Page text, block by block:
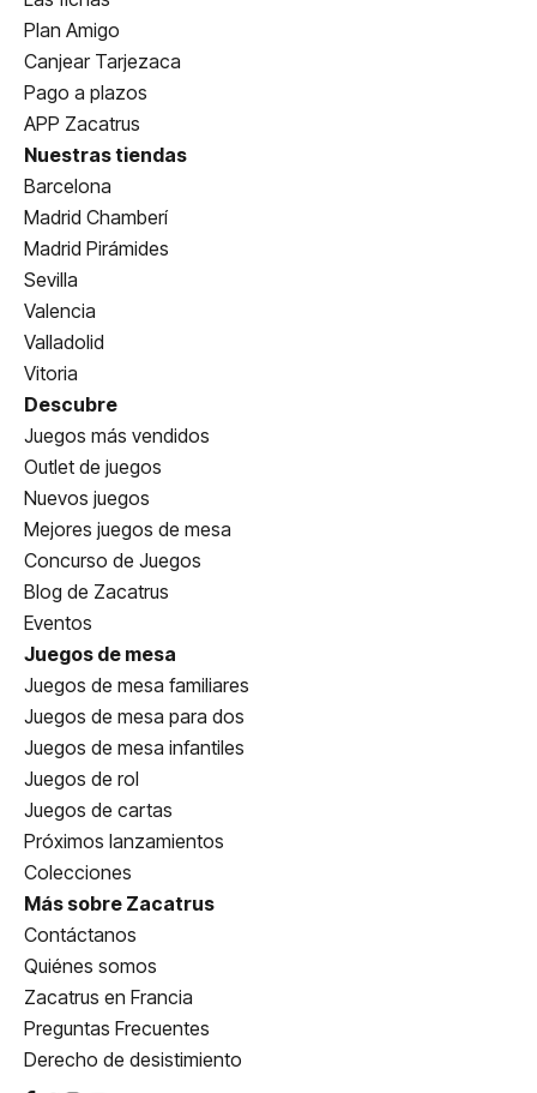
Plan Amigo
Canjear Tarjezaca
Pago a plazos
APP Zacatrus
Nuestras tiendas
Barcelona
Madrid Chamberí
Madrid Pirámides
Sevilla
Valencia
Valladolid
Vitoria
Descubre
Juegos más vendidos
Outlet de juegos
Nuevos juegos
Mejores juegos de mesa
Concurso de Juegos
Blog de Zacatrus
Eventos
Juegos de mesa
Juegos de mesa familiares
Juegos de mesa para dos
Juegos de mesa infantiles
Juegos de rol
Juegos de cartas
Próximos lanzamientos
Colecciones
Más sobre Zacatrus
Contáctanos
Quiénes somos
Zacatrus en Francia
Preguntas Frecuentes
Derecho de desistimiento